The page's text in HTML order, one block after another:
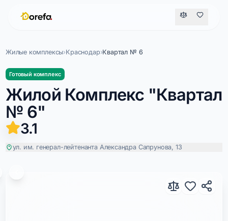
Жилые комплексы›Краснодар›Квартал № 6
Готовый комплекс
Жилой Комплекс "Квартал
№ 6"
3.1
ул. им. генерал-лейтенанта Александра Сапрунова, 13